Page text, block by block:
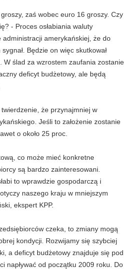
zaś wobec euro 16 groszy. Czy
- Proces osłabiania waluty
administracji amerykańskiej, że do
Będzie on więc skutkował
W ślad za wzrostem zaufania zostanie
deficyt budżetowy, ale będą
że przynajmniej w
Jeśli to założenie zostanie
o około 25 proc.
co może mieć konkretne
są bardzo zainteresowani.
to wprawdzie gospodarczą i
naszego kraju w mniejszym
ekspert KPP.
czeka, to zmiany mogą
kondycji. Rozwijamy się szybciej
a deficyt budżetowy znajduje się pod
napływać od początku 2009 roku. Do